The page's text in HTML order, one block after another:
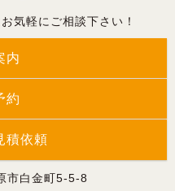
気軽にご相談下さい！
内
約
積依頼
市白金町5-5-8